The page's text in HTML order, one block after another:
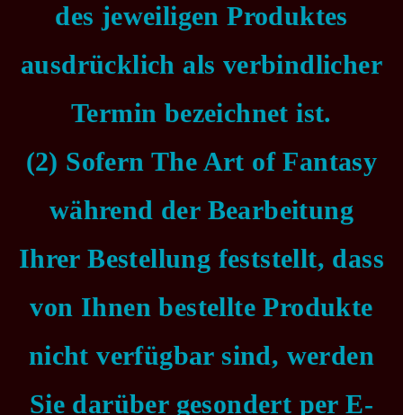
des jeweiligen Produktes
ausdrücklich als verbindlicher
Termin bezeichnet ist.
(2) Sofern The Art of Fantasy
während der Bearbeitung
Ihrer Bestellung feststellt, dass
von Ihnen bestellte Produkte
nicht verfügbar sind, werden
Sie darüber gesondert per E-